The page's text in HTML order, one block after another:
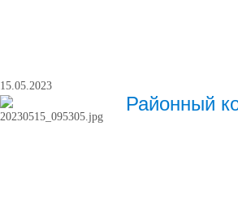
15.05.2023
Районный